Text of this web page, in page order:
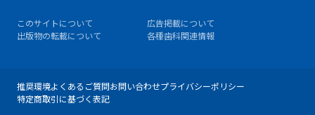
このサイトについて
広告掲載について
出版物の転載について
各種歯科関連情報
推奨環境よくあるご質問お問い合わせプライバシーポリシー
特定商取引に基づく表記